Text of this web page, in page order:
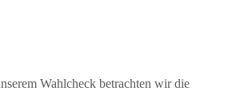
Wahlcheck betrachten wir die